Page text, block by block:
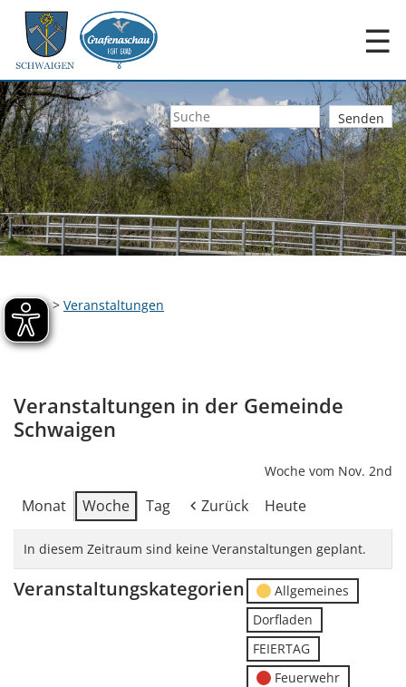
☰
Home> Veranstaltungen
Veranstaltungen in der Gemeinde
Schwaigen
Woche vom Nov. 2nd
Monat Woche Tag Zurück Heute
In diesem Zeitraum sind keine Veranstaltungen geplant.
Veranstaltungskategorien
Allgemeines
Dorfladen
FEIERTAG
Feuerwehr